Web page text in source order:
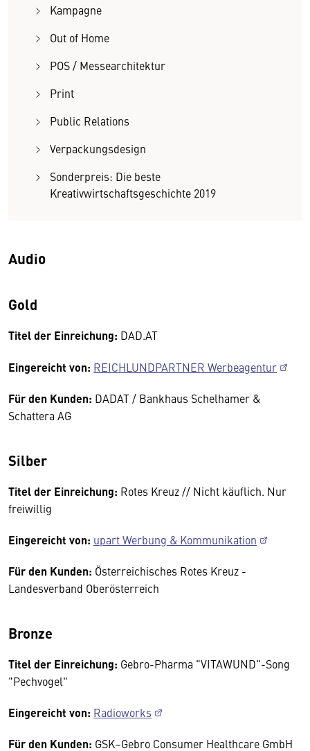
Kampagne
Out of Home
POS / Messearchitektur
Print
Public Relations
Verpackungsdesign
Sonderpreis: Die beste
Kreativwirtschaftsgeschichte 2019
Audio
Gold
Titel der Einreichung: DAD.AT
Eingereicht von: REICHLUNDPARTNER Werbeagentur
Für den Kunden: DADAT / Bankhaus Schelhamer &
Schattera AG
Silber
Titel der Einreichung: Rotes Kreuz // Nicht käuflich. Nur
freiwillig
Eingereicht von: upart Werbung & Kommunikation
Für den Kunden: Österreichisches Rotes Kreuz -
Landesverband Oberösterreich
Bronze
Titel der Einreichung: Gebro-Pharma "VITAWUND"-Song
"Pechvogel"
Eingereicht von: Radioworks
Für den Kunden: GSK–Gebro Consumer Healthcare GmbH